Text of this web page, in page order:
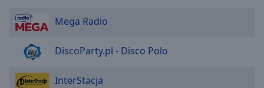
Mega Radio
DiscoParty.pl - Disco Polo
InterStacja